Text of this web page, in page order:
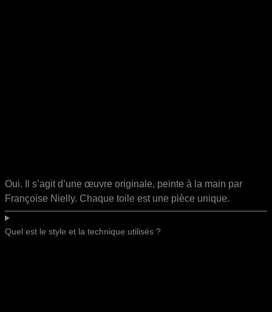
Oui. Il s’agit d’une œuvre originale, peinte à la main par
Françoise Nielly. Chaque toile est une pièce unique.
Quel est le style et la technique utilisés ?